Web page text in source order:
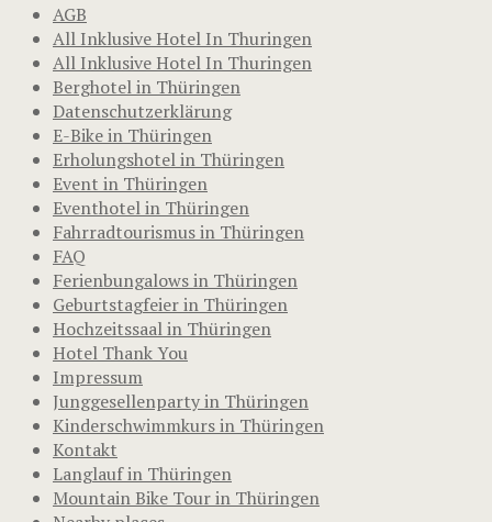
AGB
All Inklusive Hotel In Thuringen
All Inklusive Hotel In Thuringen
Berghotel in Thüringen
Datenschutzerklärung
E-Bike in Thüringen
Erholungshotel in Thüringen
Event in Thüringen
Eventhotel in Thüringen
Fahrradtourismus in Thüringen
FAQ
Ferienbungalows in Thüringen
Geburtstagfeier in Thüringen
Hochzeitssaal in Thüringen
Hotel Thank You
Impressum
Junggesellenparty in Thüringen
Kinderschwimmkurs in Thüringen
Kontakt
Langlauf in Thüringen
Mountain Bike Tour in Thüringen